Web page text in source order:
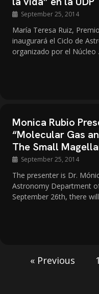
September 25, 2014
María Teresa Ruiz,
inaugurará el Ciclo de
organizado por el Núcleo
Monica Rubio
“Molecular Gas
The Small
September 25, 2014
The presenter is Dr.
Astronomy Department
September 26th, there
« Previous 1